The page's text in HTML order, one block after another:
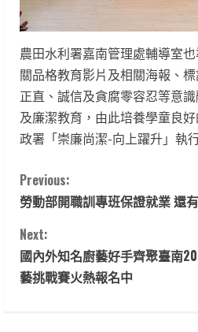
農田水利署嘉南管理處輔導室
關品格教育影片及相關海報、
正直、誠信及貪腐零容忍等意
及廉潔教育，由此培養學童良
政署「崇廉尚潔-向上躍升」執
C
o
n
t
Previous:
勞動部開職訓專班保證就業 還
Next:
國內外知名廚藝好手齊聚臺南
藝挑戰賽火熱報名中